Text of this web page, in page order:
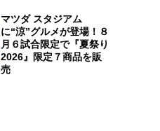
マツダ スタジアム
に“涼”グルメが登場！８
月６試合限定で『夏祭り
2026』限定７商品を販
売